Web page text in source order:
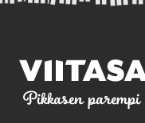
Pikkasen